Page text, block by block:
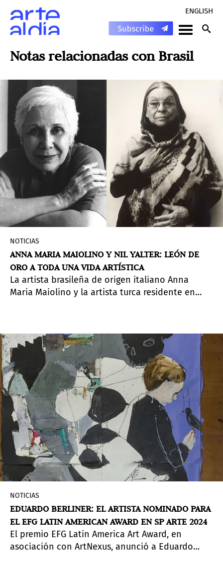
ENGLISH
Notas relacionadas con Brasil
NOTICIAS
ANNA MARIA MAIOLINO Y NIL YALTER: LEÓN DE
ORO A TODA UNA VIDA ARTÍSTICA
La artista brasileña de origen italiano Anna
Maria Maiolino y la artista turca residente en
Stranieri Ovunque - Foreigners Everywhere.
NOTICIAS
EDUARDO BERLINER: EL ARTISTA NOMINADO PARA
EL EFG LATIN AMERICAN AWARD EN SP ARTE 2024
El premio EFG Latin America Art Award, en
asociación con ArtNexus, anunció a Eduardo